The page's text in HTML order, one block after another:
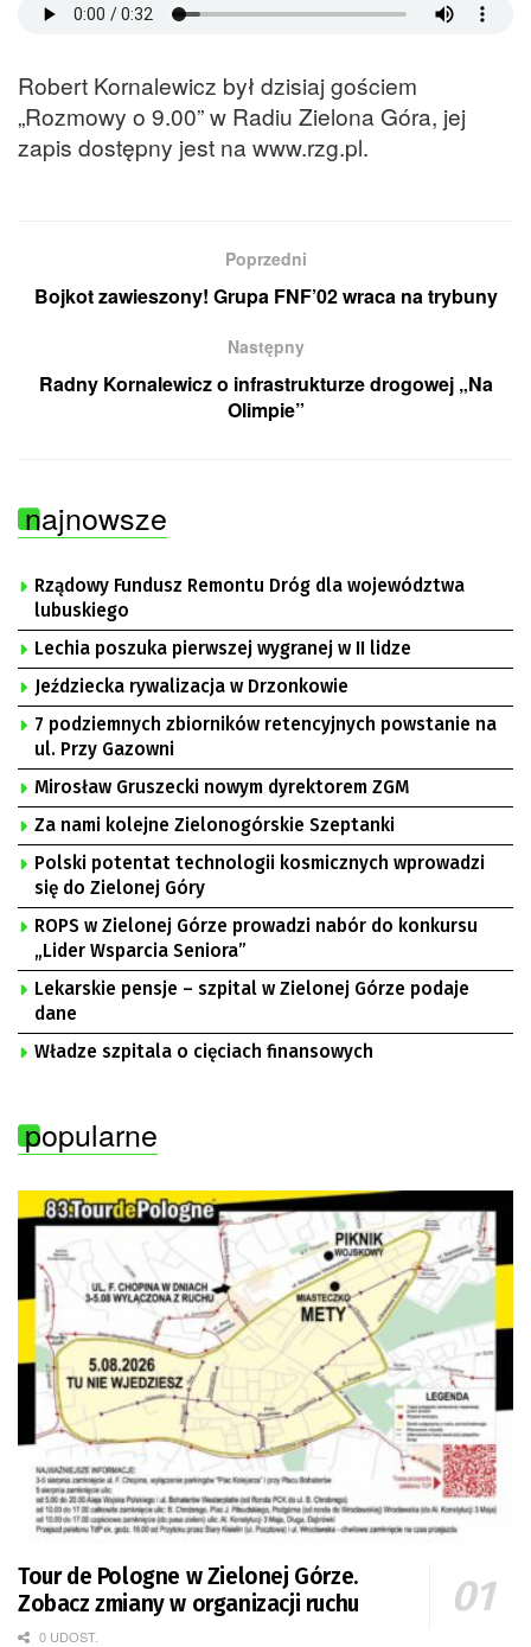
Robert Kornalewicz był dzisiaj gościem
„Rozmowy o 9.00” w Radiu Zielona Góra, jej
zapis dostępny jest na www.rzg.pl.
Poprzedni
Bojkot zawieszony! Grupa FNF’02 wraca na trybuny
Następny
Radny Kornalewicz o infrastrukturze drogowej „Na
Olimpie”
najnowsze
Rządowy Fundusz Remontu Dróg dla województwa
lubuskiego
Lechia poszuka pierwszej wygranej w II lidze
Jeździecka rywalizacja w Drzonkowie
7 podziemnych zbiorników retencyjnych powstanie na
ul. Przy Gazowni
Mirosław Gruszecki nowym dyrektorem ZGM
Za nami kolejne Zielonogórskie Szeptanki
Polski potentat technologii kosmicznych wprowadzi
się do Zielonej Góry
ROPS w Zielonej Górze prowadzi nabór do konkursu
„Lider Wsparcia Seniora”
Lekarskie pensje – szpital w Zielonej Górze podaje
dane
Władze szpitala o cięciach finansowych
popularne
Tour de Pologne w Zielonej Górze.
Zobacz zmiany w organizacji ruchu
0 UDOST.